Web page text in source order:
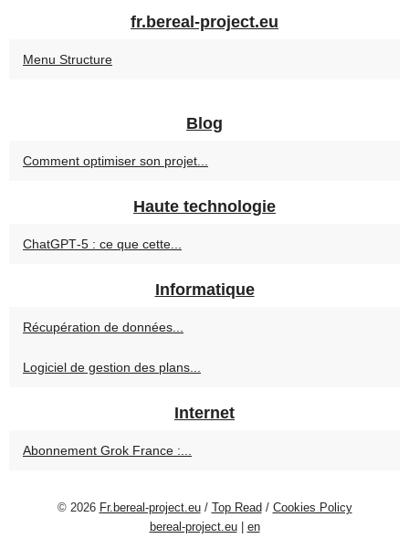
fr.bereal-project.eu
Menu Structure
Blog
Comment optimiser son projet...
Haute technologie
ChatGPT‑5 : ce que cette...
Informatique
Récupération de données...
Logiciel de gestion des plans...
Internet
Abonnement Grok France :...
© 2026 Fr.bereal-project.eu/ Top Read / Cookies Policy
bereal-project.eu| en